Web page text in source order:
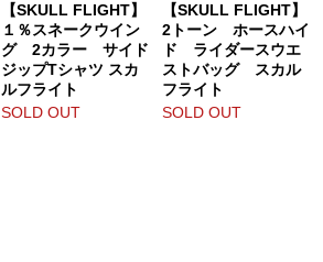
【SKULL FLIGHT】
１％スネークウイン
グ 2カラー サイド
ジップTシャツ スカ
ルフライト
SOLD OUT
【SKULL FLIGHT】
2トーン ホースハイ
ド ライダースウエ
ストバッグ スカル
フライト
SOLD OUT